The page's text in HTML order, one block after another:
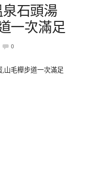
石頭湯
一次滿足
0